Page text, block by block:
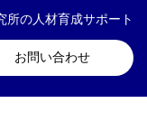
所の人材育成サポート
お問い合わせ